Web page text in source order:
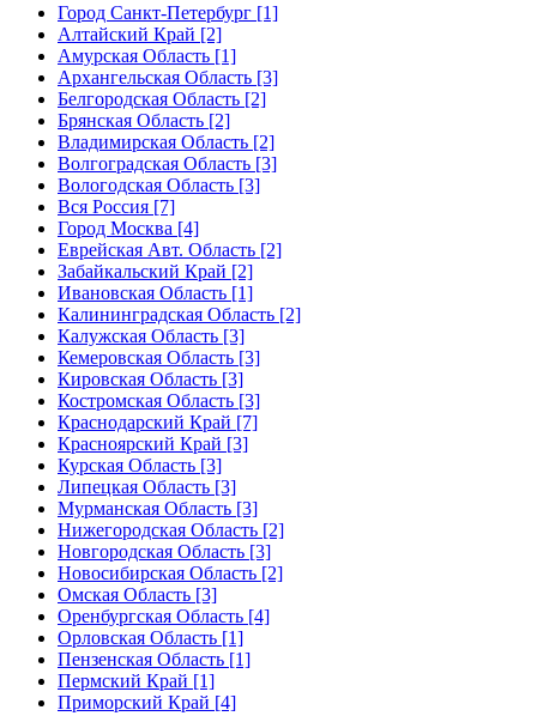
Город Санкт-Петербург [1]
Алтайский Край [2]
Амурская Область [1]
Архангельская Область [3]
Белгородская Область [2]
Брянская Область [2]
Владимирская Область [2]
Волгоградская Область [3]
Вологодская Область [3]
Вся Россия [7]
Город Москва [4]
Еврейская Авт. Область [2]
Забайкальский Край [2]
Ивановская Область [1]
Калининградская Область [2]
Калужская Область [3]
Кемеровская Область [3]
Кировская Область [3]
Костромская Область [3]
Краснодарский Край [7]
Красноярский Край [3]
Курская Область [3]
Липецкая Область [3]
Мурманская Область [3]
Нижегородская Область [2]
Новгородская Область [3]
Новосибирская Область [2]
Омская Область [3]
Оренбургская Область [4]
Орловская Область [1]
Пензенская Область [1]
Пермский Край [1]
Приморский Край [4]